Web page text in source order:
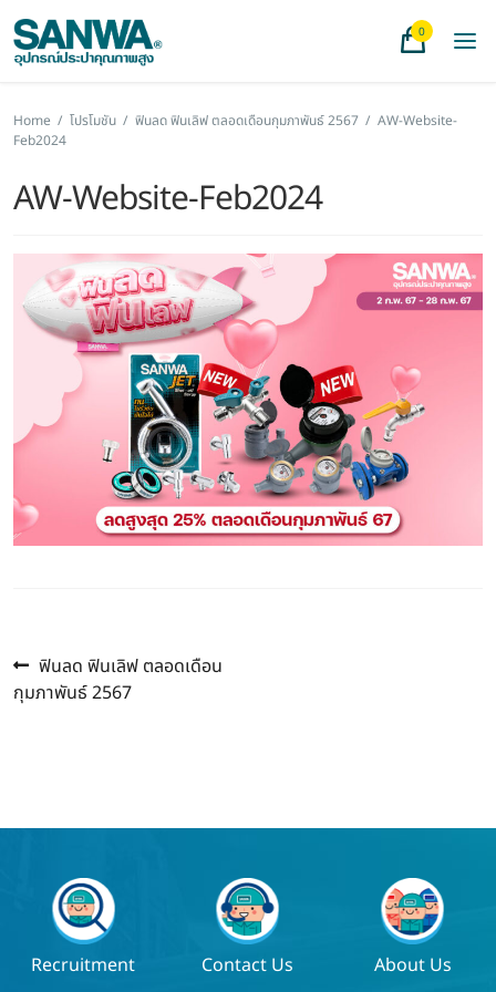
0
Home / โปรโมชัน / ฟินลด ฟินเลิฟ ตลอดเดือนกุมภาพันธ์ 2567 / AW-Website-
Feb2024
AW-Website-Feb2024
แนะแนว
เรื่อง
Previous
post:
ฟินลด ฟินเลิฟ ตลอดเดือน
กุมภาพันธ์ 2567
Recruitment Contact Us About Us